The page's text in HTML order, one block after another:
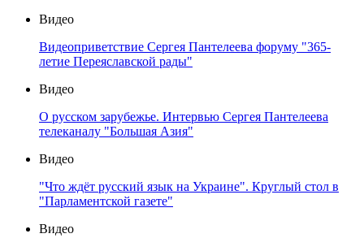
Видео
Видеоприветствие Сергея Пантелеева форуму "365-
летие Переяславской рады"
Видео
О русском зарубежье. Интервью Сергея Пантелеева
телеканалу "Большая Азия"
Видео
"Что ждёт русский язык на Украине". Круглый стол в
"Парламентской газете"
Видео